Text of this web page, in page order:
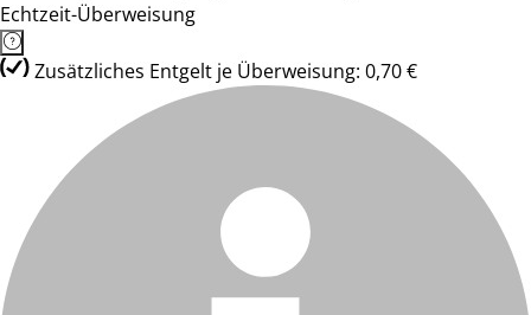
Echtzeit-Überweisung
Zusätzliches Entgelt je Überweisung: 0,70 €